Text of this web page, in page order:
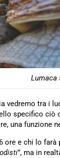
Lumaca
vedremo tra i
specifico ciò
una funzione
ore e chi lo
”, ma in